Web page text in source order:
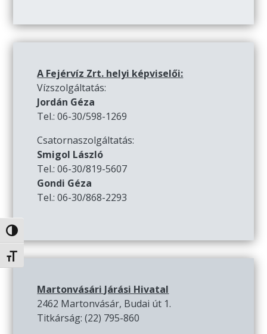
Nagy kontraszt váltása
Betűméret váltása
A Fejérvíz Zrt. helyi képviselői:
Vízszolgáltatás:
Jordán Géza
Tel.: 06-30/598-1269
Csatornaszolgáltatás:
Smigol László
Tel.: 06-30/819-5607
Gondi Géza
Tel.: 06-30/868-2293
Martonvásári Járási Hivatal
2462 Martonvásár, Budai út 1.
Titkárság: (22) 795-860